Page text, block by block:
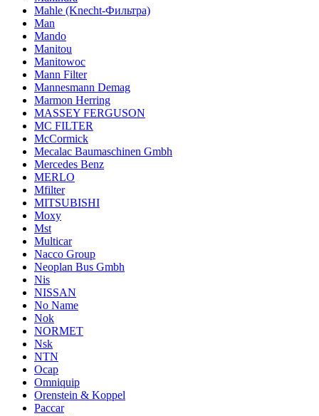
Mahle (Knecht-Фильтра)
Man
Mando
Manitou
Manitowoc
Mann Filter
Mannesmann Demag
Marmon Herring
MASSEY FERGUSON
MC FILTER
McCormick
Mecalac Baumaschinen Gmbh
Mercedes Benz
MERLO
Mfilter
MITSUBISHI
Moxy
Mst
Multicar
Nacco Group
Neoplan Bus Gmbh
Nis
NISSAN
No Name
Nok
NORMET
Nsk
NTN
Ocap
Omniquip
Orenstein & Koppel
Paccar